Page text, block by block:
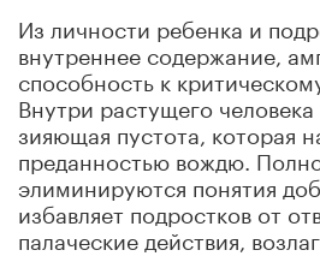
Из личности ребенка и
внутреннее содержание,
способность к
Внутри растущего
зияющая пустота, которая
преданностью вождю.
элиминируются понятия
избавляет подростков от
палаческие действия,